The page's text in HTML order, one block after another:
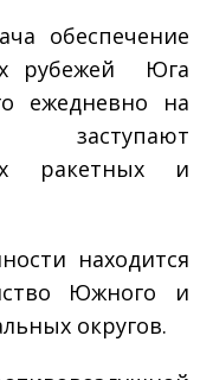
обеспечение
рубежей Юга
ежедневно на
заступают
ракетных и
находится
Южного и
округов.